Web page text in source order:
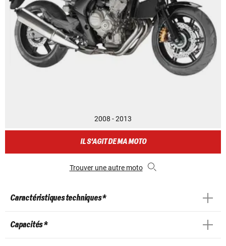
2008 - 2013
IL S'AGIT DE MA MOTO
Trouver une autre moto
Caractéristiques techniques *
Capacités *